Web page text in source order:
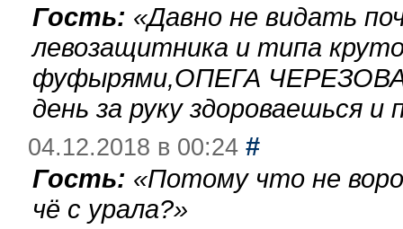
Гость: «Давно не видать
левозащитника и типа
фуфырями,ОПЕГА
день за руку здороваешься
04.12.2018 в 00:24 #
Гость: «Потому что не
чё с урала?»